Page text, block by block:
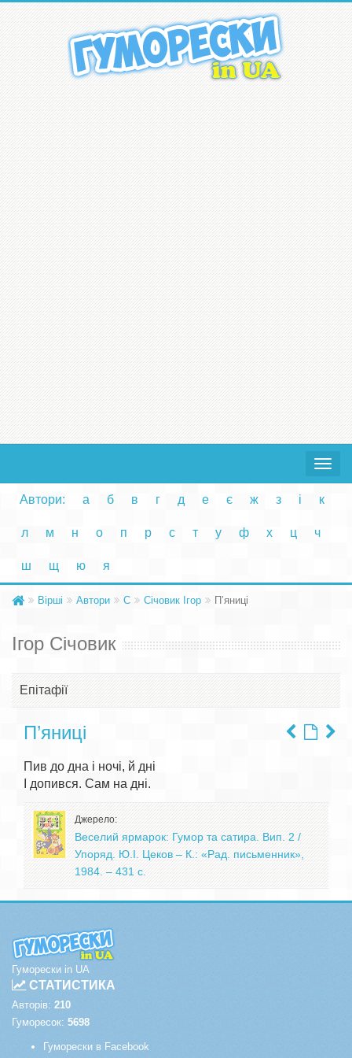
Toggle
Автори: а б в г д е є ж з і к
л м н о п р с т у ф х ц ч
ш щ ю я
Вірші Автори С Січовик Ігор П’яниці
Ігор Січовик
Епітафії
П’яниці
Пив до дна і ночі, й дні
Джерело:
Веселий ярмарок: Гумор та сатира. Вип. 2 /
Упоряд. Ю.І. Цеков – К.: «Рад. письменник»,
1984. – 431 с.
Гуморески in UA
СТАТИСТИКА
Авторів: 210
Гуморесок: 5698
Гуморески в Facebook